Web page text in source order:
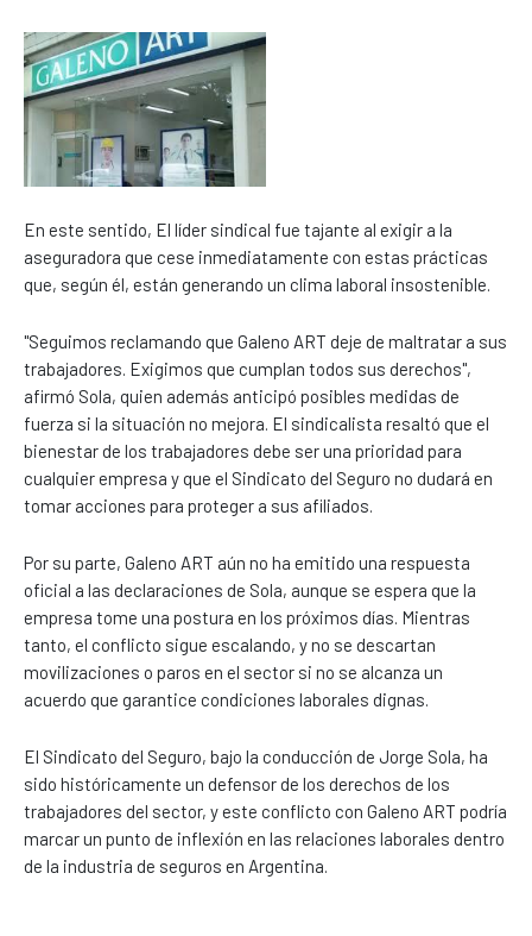
En este sentido, El líder sindical fue tajante al exigir a la
aseguradora que cese inmediatamente con estas prácticas
que, según él, están generando un clima laboral insostenible.
"Seguimos reclamando que Galeno ART deje de maltratar a sus
trabajadores. Exigimos que cumplan todos sus derechos",
afirmó Sola, quien además anticipó posibles medidas de
fuerza si la situación no mejora. El sindicalista resaltó que el
bienestar de los trabajadores debe ser una prioridad para
cualquier empresa y que el Sindicato del Seguro no dudará en
tomar acciones para proteger a sus afiliados.
Por su parte, Galeno ART aún no ha emitido una respuesta
oficial a las declaraciones de Sola, aunque se espera que la
empresa tome una postura en los próximos días. Mientras
tanto, el conflicto sigue escalando, y no se descartan
movilizaciones o paros en el sector si no se alcanza un
acuerdo que garantice condiciones laborales dignas.
El Sindicato del Seguro, bajo la conducción de Jorge Sola, ha
sido históricamente un defensor de los derechos de los
trabajadores del sector, y este conflicto con Galeno ART podría
marcar un punto de inflexión en las relaciones laborales dentro
de la industria de seguros en Argentina.